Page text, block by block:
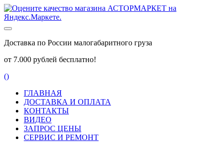
Доставка по России малогабаритного груза
от 7.000 рублей бесплатно!
()
ГЛАВНАЯ
ДОСТАВКА И ОПЛАТА
КОНТАКТЫ
ВИДЕО
ЗАПРОС ЦЕНЫ
СЕРВИС И РЕМОНТ